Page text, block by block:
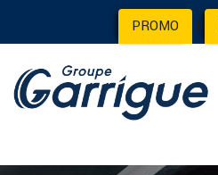
PROMO |